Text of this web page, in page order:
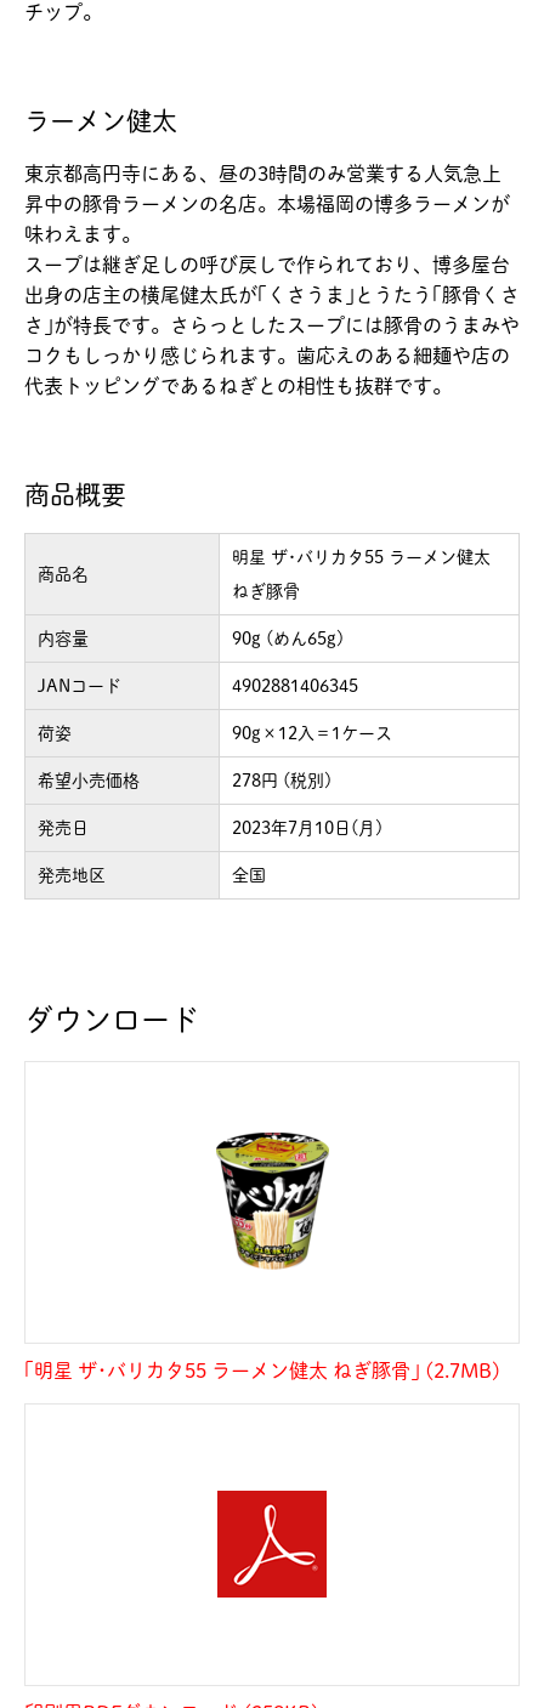
チップ。
ラーメン健太
東京都高円寺にある、昼の3時間のみ営業する人気急上
昇中の豚骨ラーメンの名店。本場福岡の博多ラーメンが
味わえます。
スープは継ぎ足しの呼び戻しで作られており、博多屋台
出身の店主の横尾健太氏が｢くさうま｣とうたう｢豚骨くさ
さ｣が特長です。さらっとしたスープには豚骨のうまみや
コクもしっかり感じられます。歯応えのある細麺や店の
代表トッピングであるねぎとの相性も抜群です。
商品概要
商品名
明星 ザ･バリカタ55 ラーメン健太
ねぎ豚骨
内容量 90g (めん65g)
JANコード 4902881406345
荷姿 90g×12入＝1ケース
希望小売価格 278円 (税別)
発売日 2023年7月10日(月)
発売地区 全国
ダウンロード
｢明星 ザ･バリカタ55 ラーメン健太 ねぎ豚骨｣ (2.7MB)